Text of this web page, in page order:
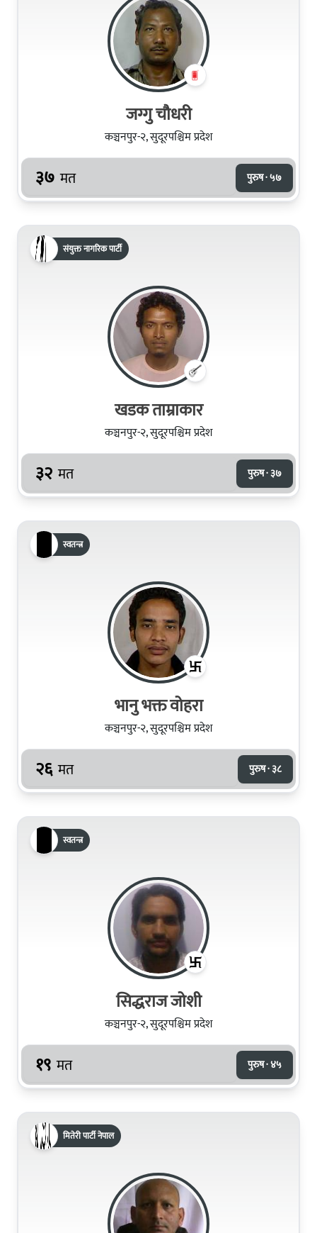
जग्गु चौधरी
कञ्चनपुर-२, सुदूरपश्चिम प्रदेश
३७ मत पुरुष · ५७
संयुक्त नागरिक पार्टी
खडक ताम्राकार
कञ्चनपुर-२, सुदूरपश्चिम प्रदेश
३२ मत पुरुष · ३७
स्वतन्त्र
भानु भक्त वोहरा
कञ्चनपुर-२, सुदूरपश्चिम प्रदेश
२६ मत पुरुष · ३८
स्वतन्त्र
सिद्धराज जोशी
कञ्चनपुर-२, सुदूरपश्चिम प्रदेश
१९ मत पुरुष · ४५
मितेरी पार्टी नेपाल